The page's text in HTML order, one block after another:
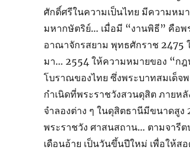
ศักดิ์ศรีในความเป็นไทย มีความหม
มหากษัตริย์… เมื่อมี “งานพิธี” คือ
อาณาจักรสยาม พุทธศักราช 2475
มา… 2554 ให้ความหมายของ “ก
โบราณของไทย ซึ่งพระบาทสมเด็
กำเนิดที่พระราชวังสวนดุสิต ภายห
จำลองต่าง ๆ ในดุสิตธานีมีขนาดสู
พระราชวัง ศาสนสถาน… ตามจารี
เดือนอ้าย เป็นวันขึ้นปีใหม่ เพื่อให้